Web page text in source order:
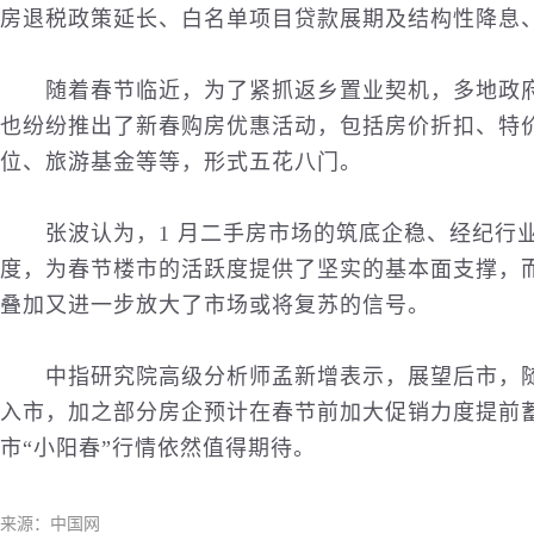
房退税政策延长、白名单项目贷款展期及结构性降息
随着春节临近，为了紧抓返乡置业契机，多地政
也纷纷推出了新春购房优惠活动，包括房价折扣、
位、 旅游基金等等，形式五花八门。
张波认为，1 月二手房市场的筑底企稳、经纪行
度，为春节楼市的活跃度提供了坚实的基本面支撑
叠加又进一步放大了市场或将复苏的信号。
中指研究院高级分析师孟新增表示，展望后市，
入市，加之部分房企预计在春节前加大促销力度提
市“小阳春”行情依然值得期待。
来源：中国网